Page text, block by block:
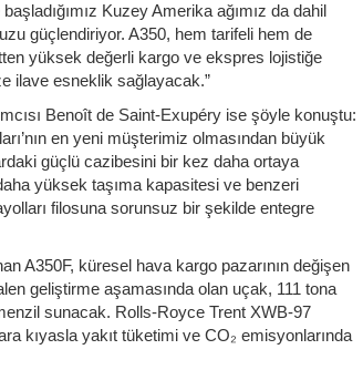
Kuzey Amerika ağımız da dahil
güçlendiriyor. A350, hem tarifeli hem de
yüksek değerli kargo ve ekspres lojistiğe
ilave esneklik sağlayacak.”
Benoît de Saint-Exupéry ise şöyle konuştu:
en yeni müşterimiz olmasından büyük
güçlü cazibesini bir kez daha ortaya
yüksek taşıma kapasitesi ve benzeri
filosuna sorunsuz bir şekilde entegre
A350F, küresel hava kargo pazarının değişen
geliştirme aşamasında olan uçak, 111 tona
sunacak. Rolls-Royce Trent XWB-97
kıyasla yakıt tüketimi ve CO₂ emisyonlarında